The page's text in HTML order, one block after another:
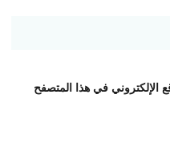
الإلكتروني في هذا المتصفح